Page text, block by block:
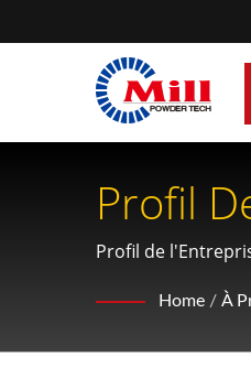
Profil
Profil de
Home / À